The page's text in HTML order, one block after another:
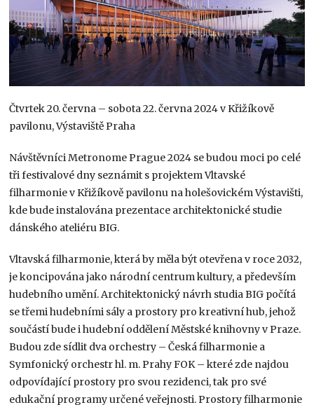
Čtvrtek 20. června – sobota 22. června 2024 v Křižíkově
pavilonu, Výstaviště Praha
Návštěvníci Metronome Prague 2024 se budou moci po celé
tři festivalové dny seznámit s projektem Vltavské
filharmonie v Křižíkově pavilonu na holešovickém Výstavišti,
kde bude instalována prezentace architektonické studie
dánského ateliéru BIG.
Vltavská filharmonie, která by měla být otevřena v roce 2032,
je koncipována jako národní centrum kultury, a především
hudebního umění. Architektonický návrh studia BIG počítá
se třemi hudebními sály a prostory pro kreativní hub, jehož
součástí bude i hudební oddělení Městské knihovny v Praze.
Budou zde sídlit dva orchestry – Česká filharmonie a
Symfonický orchestr hl. m. Prahy FOK – které zde najdou
odpovídající prostory pro svou rezidenci, tak pro své
edukační programy určené veřejnosti. Prostory filharmonie